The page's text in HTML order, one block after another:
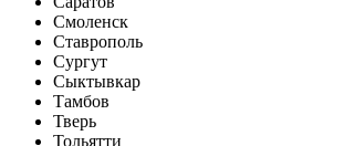
Смоленск
Ставрополь
Сургут
Сыктывкар
Тамбов
Тверь
Тольятти